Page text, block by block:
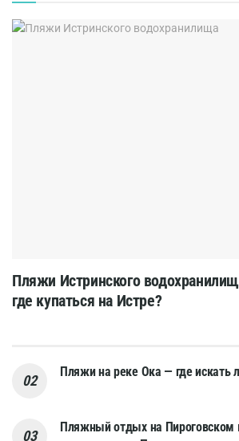
Пляжи Истринского
где купаться на Истре?
Пляжи на реке Ока — где искать
Пляжный отдых на Пироговском